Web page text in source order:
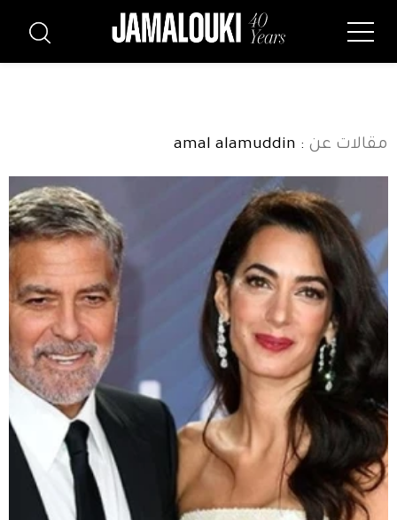
مقالات عن : amal alamuddin